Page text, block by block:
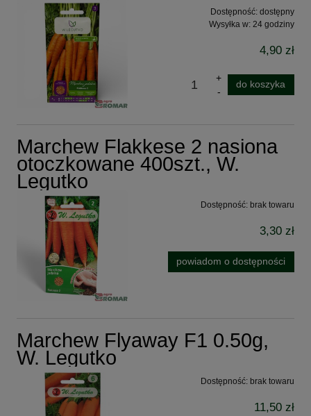
Dostępność: dostępny
Wysyłka w: 24 godziny
4,90 zł
do koszyka
Marchew Flakkese 2 nasiona
otoczkowane 400szt., W.
Legutko
Dostępność: brak towaru
3,30 zł
powiadom o dostępności
Marchew Flyaway F1 0.50g,
W. Legutko
Dostępność: brak towaru
11,50 zł